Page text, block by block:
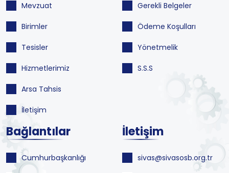
Mevzuat
Birimler
Tesisler
Hizmetlerimiz
Arsa Tahsis
İletişim
Gerekli Belgeler
Ödeme Koşulları
Yönetmelik
S.S.S
Bağlantılar
Cumhurbaşkanlığı
İletişim
sivas@sivasosb.org.tr